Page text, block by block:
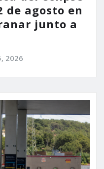
de agosto en
junto a
2026